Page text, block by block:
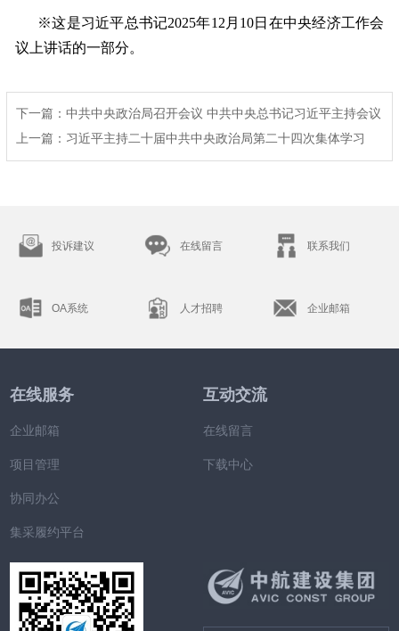
※这是习近平总书记2025年12月10日在中央经济工作会
议上讲话的一部分。
下一篇 ： 中共中央政治局召开会议 中共中央总书记习近平主持会议
上一篇 ： 习近平主持二十届中共中央政治局第二十四次集体学习
投诉建议 在线留言 联系我们
OA系统 人才招聘 企业邮箱
在线服务
企业邮箱
项目管理
协同办公
集采履约平台
互动交流
在线留言
下载中心